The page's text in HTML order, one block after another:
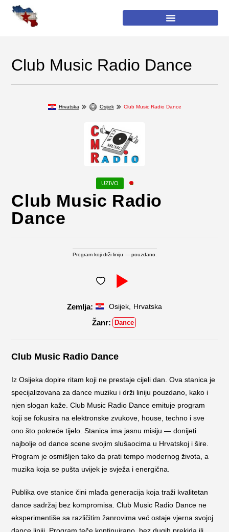
Club Music Radio Dance
Hrvatska Osijek Club Music Radio Dance
Club Music Radio
Dance
Program koji drži liniju — pouzdano.
Osijek Hrvatska
Dance
Club Music Radio Dance
Iz Osijeka dopire ritam koji ne prestaje cijeli dan. Ova stanica je
specijalizovana za dance muziku i drži liniju pouzdano, kako i
njen slogan kaže. Club Music Radio Dance emituje program
koji se fokusira na elektronske zvukove, house, techno i sve
ono što pokreće tijelo. Stanica ima jasnu misiju — donijeti
najbolje od dance scene svojim slušaocima u Hrvatskoj i šire.
Program je osmišljen tako da prati tempo modernog života, a
muzika koja se pušta uvijek je svježa i energična.
Publika ove stanice čini mlađa generacija koja traži kvalitetan
dance sadržaj bez kompromisa. Club Music Radio Dance ne
eksperimentiše sa različitim žanrovima već ostaje vjerna svojoj
dance liniji. Program teče kontinuirano, bez dugih prekida ili